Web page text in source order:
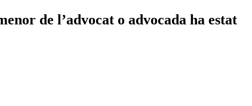
de l’advocat o advocada ha estat